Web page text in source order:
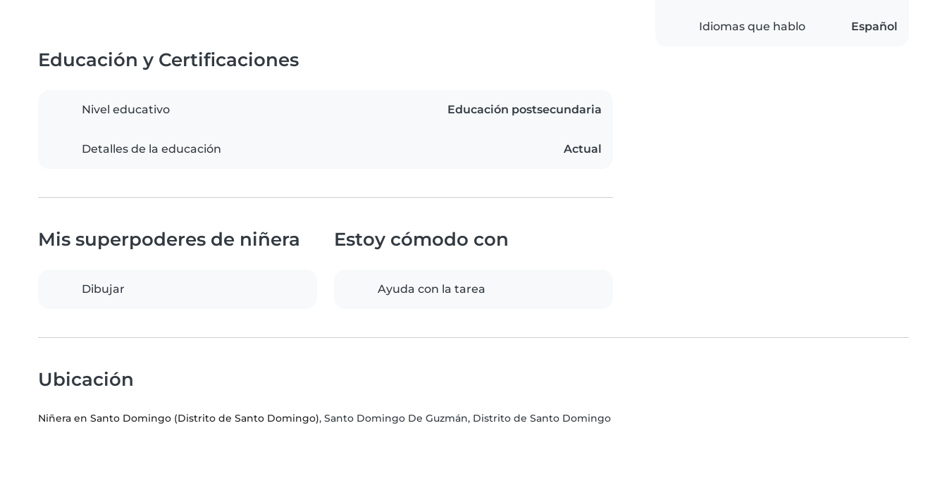
Idiomas que hablo Español
Educación y Certificaciones
Nivel educativo Educación postsecundaria
Detalles de la educación Actual
Mis superpoderes de niñera
Dibujar
Estoy cómodo con
Ayuda con la tarea
Ubicación
Niñera en Santo Domingo (Distrito de Santo Domingo), Santo Domingo De Guzmán, Distrito de Santo Domingo